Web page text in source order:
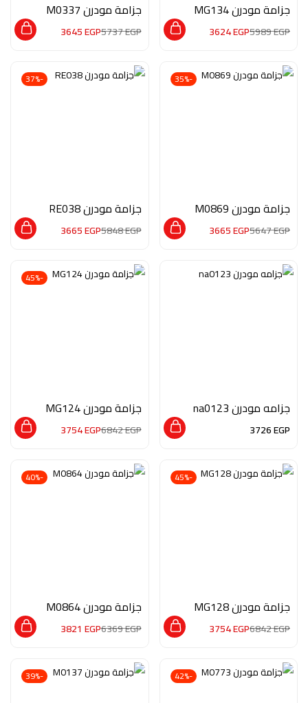
جزامة مودرن MG134
5989EGP
3624EGP
جزامة مودرن M0337
5737EGP
3645EGP
-35%
جزامة مودرن M0869
5647EGP
3665EGP
-37%
جزامة مودرن RE038
5848EGP
3665EGP
جزامه مودرن na0123
3726EGP
-45%
جزامة مودرن MG124
6842EGP
3754EGP
-45%
جزامة مودرن MG128
6842EGP
3754EGP
-40%
جزامة مودرن M0864
6369EGP
3821 EGP
-42%
-39%